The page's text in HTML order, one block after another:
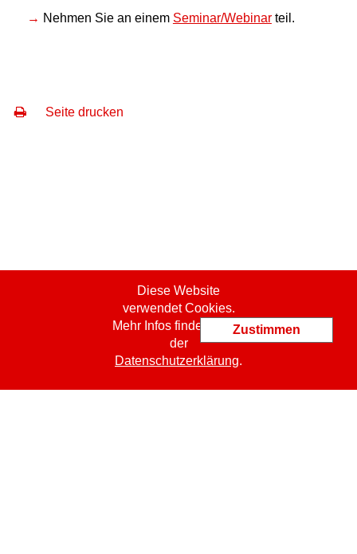
Nehmen Sie an einem Seminar/Webinarteil.
Seite drucken
Diese Website
verwendet Cookies.
Mehr Infos finden Sie in
der
Datenschutzerklärung.
Zustimmen